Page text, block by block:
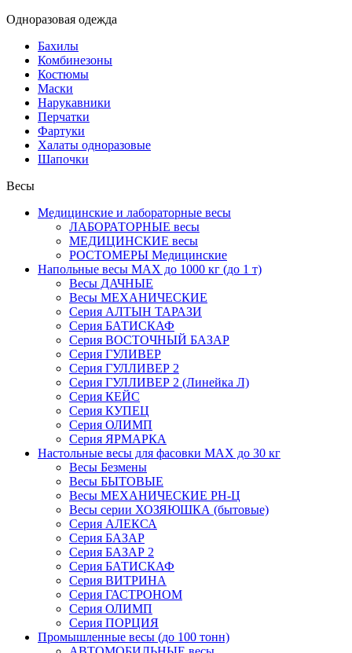
Одноразовая одежда
Бахилы
Комбинезоны
Костюмы
Маски
Нарукавники
Перчатки
Фартуки
Халаты одноразовые
Шапочки
Весы
Медицинские и лабораторные весы
ЛАБОРАТОРНЫЕ весы
МЕДИЦИНСКИЕ весы
РОСТОМЕРЫ Медицинские
Напольные весы MAX до 1000 кг (до 1 т)
Весы ДАЧНЫЕ
Весы МЕХАНИЧЕСКИЕ
Серия АЛТЫН ТАРАЗИ
Серия БАТИСКАФ
Серия ВОСТОЧНЫЙ БАЗАР
Серия ГУЛИВЕР
Серия ГУЛЛИВЕР 2
Серия ГУЛЛИВЕР 2 (Линейка Л)
Серия КЕЙС
Серия КУПЕЦ
Серия ОЛИМП
Серия ЯРМАРКА
Настольные весы для фасовки MAX до 30 кг
Весы Безмены
Весы БЫТОВЫЕ
Весы МЕХАНИЧЕСКИЕ РН-Ц
Весы серии ХОЗЯЮШКА (бытовые)
Серия АЛЕКСА
Серия БАЗАР
Серия БАЗАР 2
Серия БАТИСКАФ
Серия ВИТРИНА
Серия ГАСТРОНОМ
Серия ОЛИМП
Серия ПОРЦИЯ
Промышленные весы (до 100 тонн)